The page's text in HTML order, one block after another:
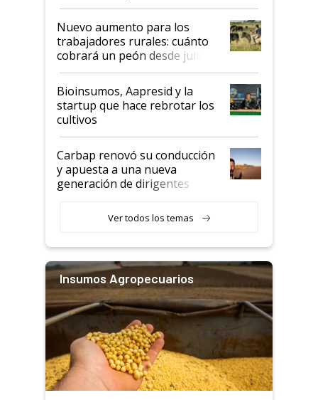
Nuevo aumento para los
trabajadores rurales: cuánto
cobrará un peón desde julio
Bioinsumos, Aapresid y la
startup que hace rebrotar los
cultivos
Carbap renovó su conducción
y apuesta a una nueva
generación de dirigentes
Ver todos los temas
Insumos Agropecuarios